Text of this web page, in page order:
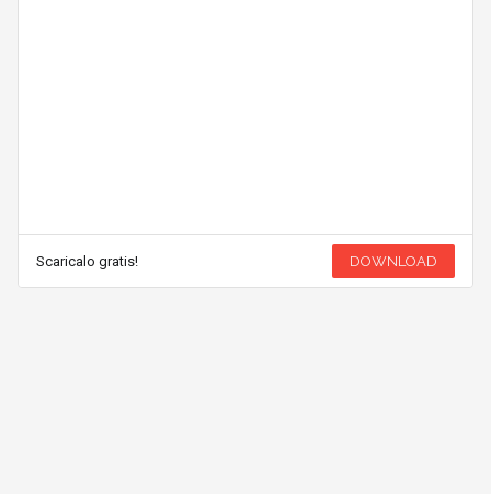
Scaricalo gratis! DOWNLOAD